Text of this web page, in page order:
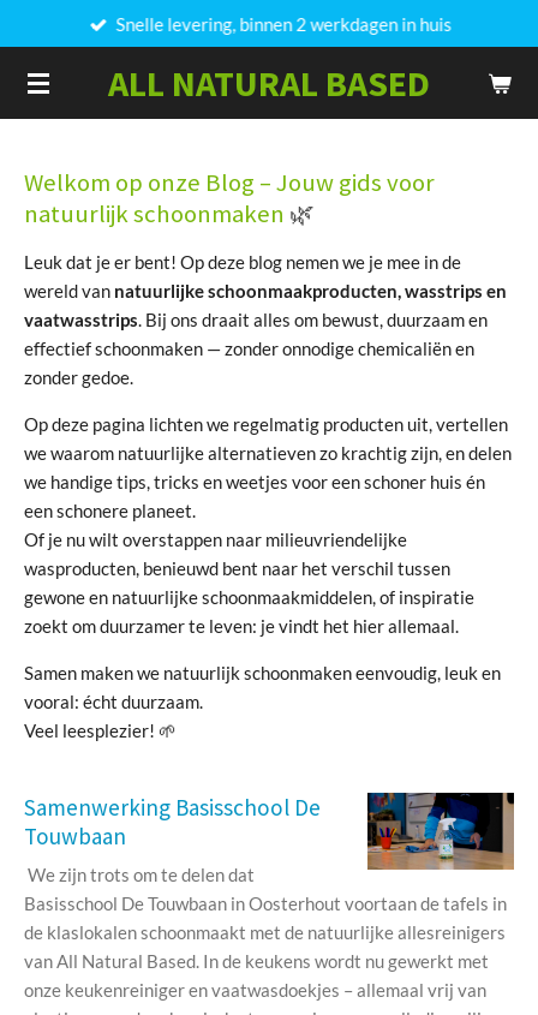
direct
naar
ALL NATURAL BASED
Snelle levering, binnen 2 werkdagen in huis
Welkom op onze Blog – Jouw gids voor
natuurlijk schoonmaken 🌿
Leuk dat je er bent! Op deze blog nemen we je mee in de
wereld van natuurlijke schoonmaakproducten, wasstrips en
vaatwasstrips. Bij ons draait alles om bewust, duurzaam en
effectief schoonmaken — zonder onnodige chemicaliën en
zonder gedoe.
Op deze pagina lichten we regelmatig producten uit, vertellen
we waarom natuurlijke alternatieven zo krachtig zijn, en delen
we handige tips, tricks en weetjes voor een schoner huis én
een schonere planeet.
Of je nu wilt overstappen naar milieuvriendelijke
wasproducten, benieuwd bent naar het verschil tussen
gewone en natuurlijke schoonmaakmiddelen, of inspiratie
zoekt om duurzamer te leven: je vindt het hier allemaal.
Samen maken we natuurlijk schoonmaken eenvoudig, leuk en
vooral: écht duurzaam.
Veel leesplezier! 🌱
Samenwerking Basisschool De
Touwbaan
We zijn trots om te delen dat
Basisschool De Touwbaan in Oosterhout voortaan de tafels in
de klaslokalen schoonmaakt met de natuurlijke allesreinigers
van All Natural Based. In de keukens wordt nu gewerkt met
onze keukenreiniger en vaatwasdoekjes – allemaal vrij van